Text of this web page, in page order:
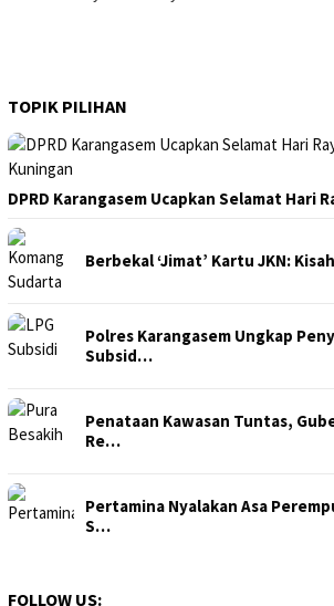
TOPIK PILIHAN
DPRD Karangasem Ucapkan Selamat Hari
Berbekal ‘Jimat’ Kartu JKN:
Polres Karangasem Ungkap
Subsid…
Penataan Kawasan Tuntas,
Re…
Pertamina Nyalakan Asa
S…
FOLLOW US: